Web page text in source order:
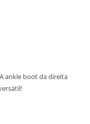
ankle boot da direita